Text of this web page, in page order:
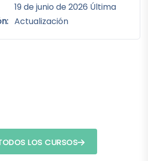
19 de junio de 2026 Última
Actualización
LOS CURSOS